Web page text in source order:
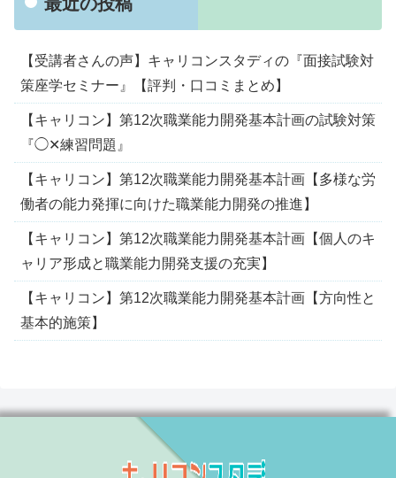
【受講者さんの声】キャリコンスタディの『面接試験対
策座学セミナー』【評判・口コミまとめ】
【キャリコン】第12次職業能力開発基本計画の試験対策
『◯✕練習問題』
【キャリコン】第12次職業能力開発基本計画【多様な労
働者の能力発揮に向けた職業能力開発の推進】
【キャリコン】第12次職業能力開発基本計画【個人のキ
ャリア形成と職業能力開発支援の充実】
【キャリコン】第12次職業能力開発基本計画【方向性と
基本的施策】